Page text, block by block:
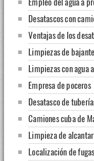
Desatascos con
Ventajas de los
Limpiezas de
Limpiezas con agua
Empresa de poceros
Desatasco de
Camiones cuba de
Limpieza de
Localización de fugas